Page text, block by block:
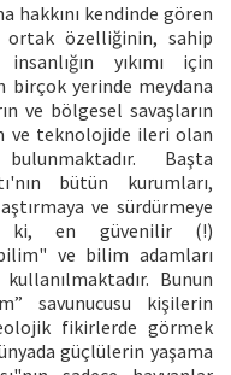
hakkını kendinde gören
ortak özelliğinin, sahip
yıkımı için
birçok yerinde meydana
ve bölgesel savaşların
ve teknolojide ileri olan
Başta
bütün kurumları,
ve sürdürmeye
ki, en güvenilir (!)
ve bilim adamları
Bunun
savunucusu kişilerin
fikirlerde görmek
güçlülerin yaşama